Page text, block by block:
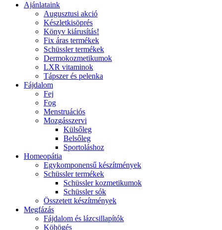
Ajánlataink
Augusztusi akció
Készletkisöprés
Könyv kiárusítás!
Fix áras termékek
Schüssler termékek
Dermokozmetikumok
LXR vitaminok
Tápszer és pelenka
Fájdalom
Fej
Fog
Menstruációs
Mozgásszervi
Külsőleg
Belsőleg
Sportoláshoz
Homeopátia
Egykomponensű készítmények
Schüssler termékek
Schüssler kozmetikumok
Schüssler sók
Összetett készítmények
Megfázás
Fájdalom és lázcsillapítók
Köhögés